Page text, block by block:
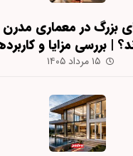
بزرگ در معماری
| بررسی مزایا و
۱۵ مرداد ۱۴۰۵